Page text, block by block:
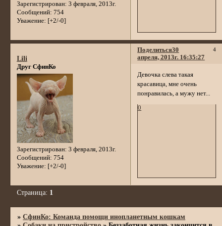
Зарегистрирован: 3 февраля, 2013г.
Сообщений: 754
Уважение: [+2/-0]
Поделиться 4
30
апреля, 2013г. 16:35:27
Lili
Друг СфинКо
Зарегистрирован: 3 февраля, 2013г.
Сообщений: 754
Уважение: [+2/-0]
Девочка слева такая
красавица, мне очень
понравилась, а мужу нет...
0
Страница: 1
»СфинКо: Команда помощи инопланетным кошкам